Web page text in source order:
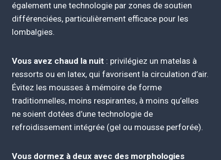
également une technologie par zones de soutien
différenciées, particulièrement efficace pour les
lombalgies.
Vous avez chaud la nuit : privilégiez un matelas à
ressorts ou en latex, qui favorisent la circulation d’air.
Évitez les mousses à mémoire de forme
traditionnelles, moins respirantes, à moins qu’elles
ne soient dotées d’une technologie de
refroidissement intégrée (gel ou mousse perforée).
Vous dormez à deux avec des morphologies